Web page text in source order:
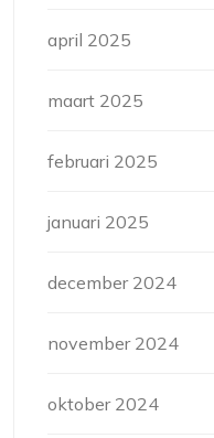
april 2025
maart 2025
februari 2025
januari 2025
december 2024
november 2024
oktober 2024